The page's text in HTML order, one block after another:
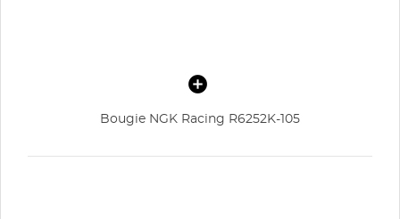
Bougie NGK Racing R6252K-105